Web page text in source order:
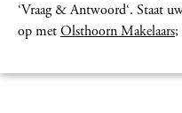
‘Vraag & Antwoord‘. Staat
op metOlsthoorn Makelaars;